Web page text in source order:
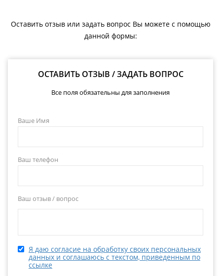
Оставить отзыв или задать вопрос Вы можете с помощью
данной формы:
ОСТАВИТЬ ОТЗЫВ / ЗАДАТЬ ВОПРОС
Все поля обязательны для заполнения
Ваше Имя
Ваш телефон
Ваш отзыв / вопрос
Я даю согласие на обработку своих персональных
данных и соглашаюсь с текстом, приведенным по
ссылке